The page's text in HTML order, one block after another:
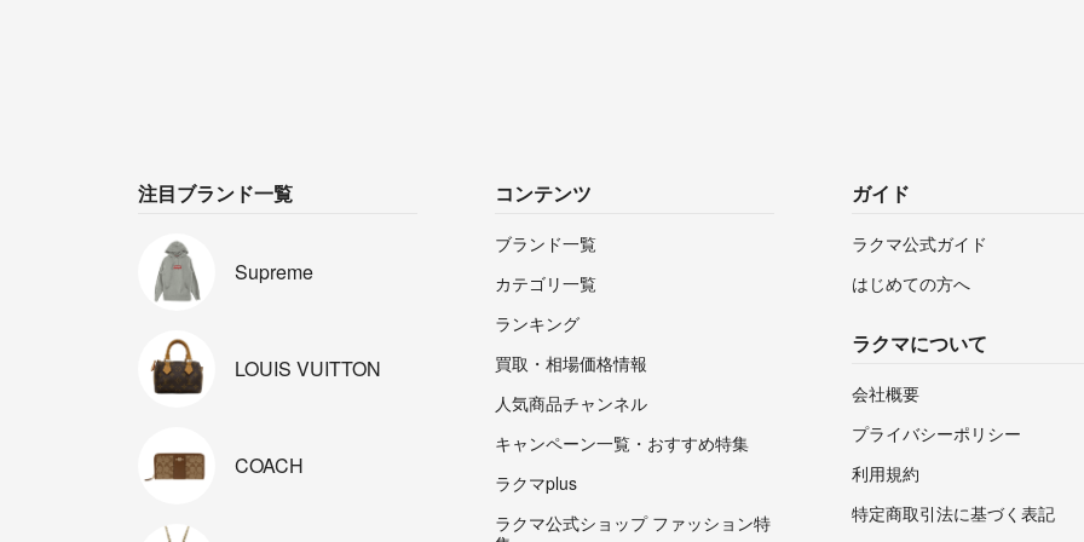
注目ブランド一覧
Supreme
LOUIS VUITTON
COACH
コンテンツ
ブランド一覧
カテゴリ一覧
ランキング
買取・相場価格情報
人気商品チャンネル
キャンペーン一覧・おすすめ特集
ラクマplus
ラクマ公式ショップ ファッション特
ガイド
ラクマ公式ガイド
はじめての方へ
ラクマについて
会社概要
プライバシーポリシー
利用規約
特定商取引法に基づく表記